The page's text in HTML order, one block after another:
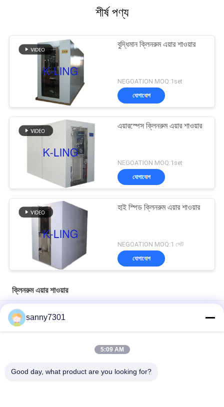
শীর্ষ পণ্য
বুদ্ধিমান ক্লিনরুম এয়ার শাওয়ার
NEGOATION MOQ:1set
যোগাযোগ
এয়ারস্পেস ক্লিনরুম এয়ার শাওয়ার
NEGOATION MOQ:1set
যোগাযোগ
হাই স্পিড ক্লিনরুম এয়ার শাওয়ার
NEGOATION MOQ:1 সেট
যোগাযোগ
ক্লিনরুম এয়ার শাওয়ার
ওয়্যারলেস প্রেস সুইচ 380V 50HZ সহ বৈদ্যুতিক ক্লিনরুম এয়ার শাওয়ার
ক্লিনরুম প্রকল্পের জন্য স্টেইনলেস স্টিল প্লেট মডুলার এয়ার শাওয়ার
সিই এবং রোএইচএস এয়ার ফ্লো 1300 এম 3 / এইচ সহ অটোমেটেড স্লাইডিং ডোর
sanny7301
5:09 AM
Good day, what product are you looking for?